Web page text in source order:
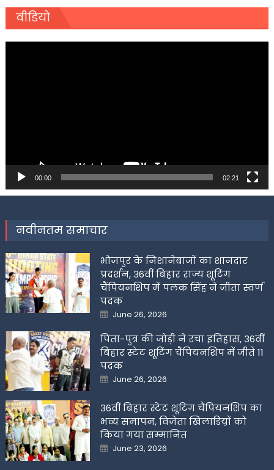
वीडियो
00:00 02:21
नवीनतम समाचार
भोजपुर के निशानेबाजों का शानदार
प्रदर्शन, 36वीं बिहार राज्य शूटिंग
चैंपियनशिप में पलक सिंह ने जीता स्वर्ण
पदक
Posted
on
June 26, 2026
पिता-पुत्र की जोड़ी ने रचा इतिहास, 36वीं
बिहार स्टेट शूटिंग चैंपियनशिप में जीते 11
पदक
Posted
on
June 26, 2026
36वीं बिहार स्टेट शूटिंग चैंपियनशिप का
भव्य समापन, विजेता खिलाडिय़ों को
किया गया सम्मानित
Posted
on
June 23, 2026